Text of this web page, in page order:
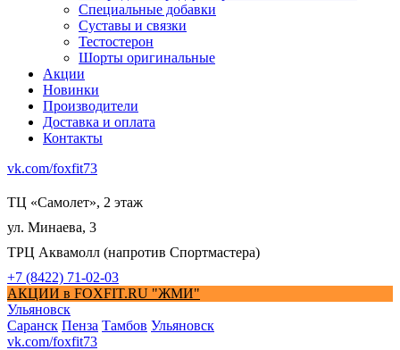
Специальные добавки
Суставы и связки
Тестостерон
Шорты оригинальные
Акции
Новинки
Производители
Доставка и оплата
Контакты
vk.com/foxfit73
ТЦ «Самолет», 2 этаж
ул. Минаева, 3
ТРЦ Аквамолл (напротив Спортмастера)
+7 (8422) 71-02-03
АКЦИИ в FOXFIT.RU "ЖМИ"
Ульяновск
Саранск Пенза Тамбов Ульяновск
vk.com/foxfit73